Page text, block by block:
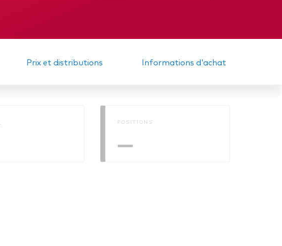
Prix et distributions Informations d'achat
POSITIONS
—